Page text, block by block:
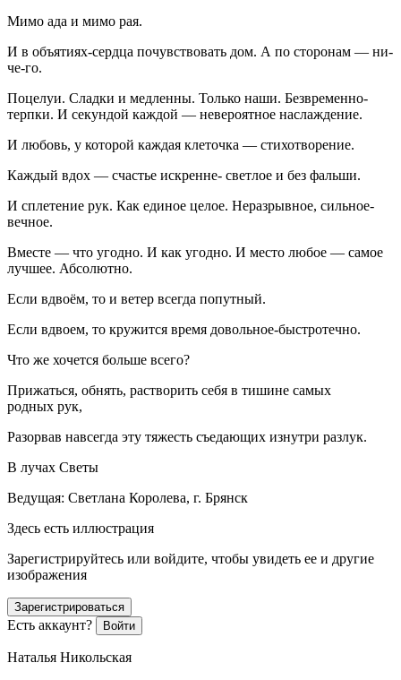
Мимо ада и мимо рая.
И в объятиях-сердца почувствовать дом. А по сторонам — ни-
че-го.
Поцелуи. Сладки и медленны. Только наши. Безвременно-
терпки. И секундой каждой — невероятное наслаждение.
И любовь, у которой каждая клеточка — стихотворение.
Каждый вдох — счастье искренне- светлое и без фальши.
И сплетение рук. Как единое целое. Неразрывное, сильное-
вечное.
Вместе — что угодно. И как угодно. И место любое — самое
лучшее. Абсолютно.
Если вдвоём, то и ветер всегда попутный.
Если вдвоем, то кружится время довольное-быстротечно.
Что же хочется больше всего?
Прижаться, обнять, растворить себя в тишине самых
родных рук,
Разорвав навсегда эту тяжесть съедающих изнутри разлук.
В лучах Светы
Ведущая: Светлана Королева, г. Брянск
Здесь есть иллюстрация
Зарегистрируйтесь или войдите, чтобы увидеть ее и другие
изображения
Зарегистрироваться
Есть аккаунт? Войти
Наталья Никольская